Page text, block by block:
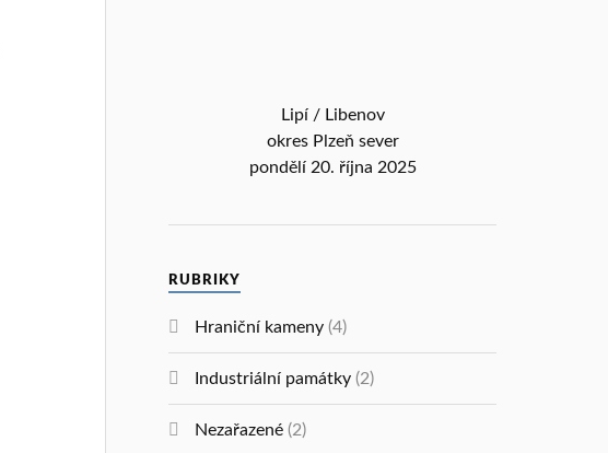
Lipí / Libenov
okres Plzeň sever
pondělí 20. října 2025
RUBRIKY
Hraniční kameny (4)
Industriální památky (2)
Nezařazené (2)